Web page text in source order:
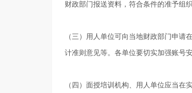
财政部门报送资料，符合条件的准予组
（三）用人单位可向当地财政部门申请
计准则意见等。各单位要切实加强账号
（四）面授培训机构、用人单位应当在